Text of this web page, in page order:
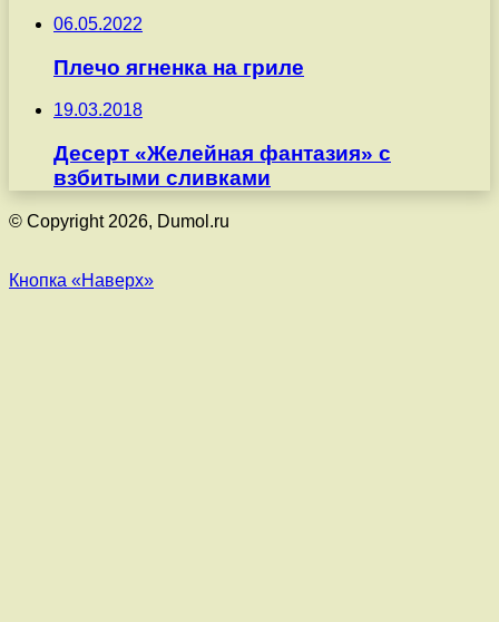
06.05.2022
Плечо ягненка на гриле
19.03.2018
Десерт «Желейная фантазия» с
взбитыми сливками
© Copyright 2026, Dumol.ru
Кнопка «Наверх»